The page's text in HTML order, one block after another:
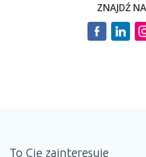
ZNAJDŹ
To Cię zainteresuje